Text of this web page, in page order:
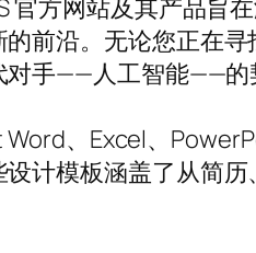
官方网站及其产品旨
前沿。无论您正在
手——人工智能——的
、Excel、
计模板涵盖了从简